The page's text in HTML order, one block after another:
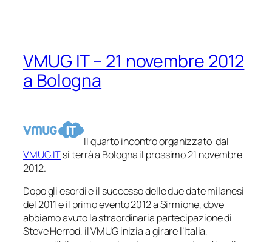
VMUG IT – 21 novembre 2012
a Bologna
Il quarto incontro organizzato dal
VMUG.ITsi terrà a Bologna il prossimo 21 novembre
2012.
Dopo gli esordi e il successo delle due date milanesi
del 2011 e il primo evento 2012 a Sirmione, dove
abbiamo avuto la straordinaria partecipazione di
Steve Herrod, il VMUG inizia a girare l’Italia,